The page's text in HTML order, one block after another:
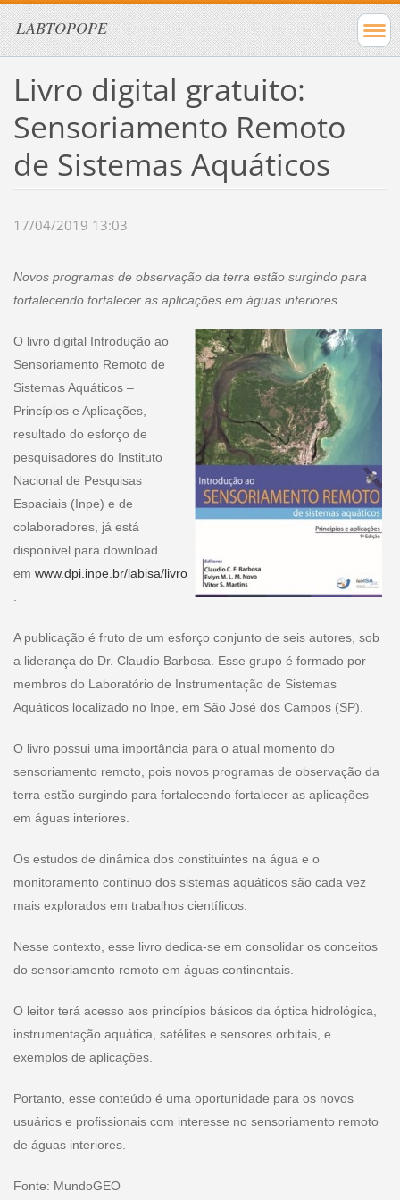
LABTOPOPE
Livro digital gratuito:
Sensoriamento Remoto
de Sistemas Aquáticos
17/04/2019 13:03
Novos programas de observação da terra estão surgindo para
fortalecendo fortalecer as aplicações em águas interiores
O livro digital Introdução ao
Sensoriamento Remoto de
Sistemas Aquáticos –
Princípios e Aplicações,
resultado do esforço de
pesquisadores do Instituto
Nacional de Pesquisas
Espaciais (Inpe) e de
colaboradores, já está
disponível para download
em www.dpi.inpe.br/labisa/livro
A publicação é fruto de um esforço conjunto de seis autores, sob
a liderança do Dr. Claudio Barbosa. Esse grupo é formado por
membros do Laboratório de Instrumentação de Sistemas
Aquáticos localizado no Inpe, em São José dos Campos (SP).
O livro possui uma importância para o atual momento do
sensoriamento remoto, pois novos programas de observação da
terra estão surgindo para fortalecendo fortalecer as aplicações
em águas interiores.
Os estudos de dinâmica dos constituintes na água e o
monitoramento contínuo dos sistemas aquáticos são cada vez
mais explorados em trabalhos científicos.
Nesse contexto, esse livro dedica-se em consolidar os conceitos
do sensoriamento remoto em águas continentais.
O leitor terá acesso aos princípios básicos da óptica hidrológica,
instrumentação aquática, satélites e sensores orbitais, e
exemplos de aplicações.
Portanto, esse conteúdo é uma oportunidade para os novos
usuários e profissionais com interesse no sensoriamento remoto
de águas interiores.
Fonte: MundoGEO